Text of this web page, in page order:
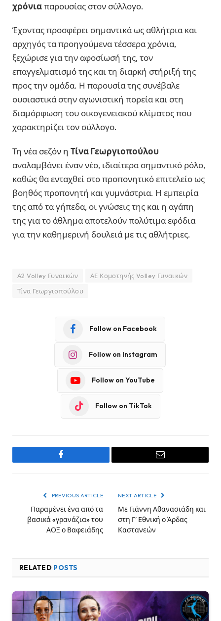
χρόνιαπαρουσίας στον σύλλογο.
Έχοντας προσφέρει σημαντικά ως αθλήτρια και
αρχηγός τα προηγούμενα τέσσερα χρόνια,
ξεχώρισε για την αφοσίωσή της, τον
επαγγελματισμό της και τη διαρκή στήριξή της
προς την ομάδα. Η παρουσία της συνέβαλε
ουσιαστικά στην αγωνιστική πορεία και στη
διαμόρφωση του οικογενειακού κλίματος που
χαρακτηρίζει τον σύλλογο.
Τη νέα σεζόν η Τίνα Γεωργιοπούλου
αναλαμβάνει έναν νέο, ιδιαίτερα σημαντικό ρόλο,
καθώς θα ενταχθεί στο προπονητικό επιτελείο ως
βοηθός προπονητή και γυμνάστρια. Η εμπειρία
της από τα γήπεδα, οι γνώσεις της και η αγάπη
της για το άθλημα αποτελούν πολύτιμα εφόδια
για την καθημερινή δουλειά με τις αθλήτριες.
Α2 Volley Γυναικών
ΑΕ Κομοτηνής Volley Γυναικών
Τίνα Γεωργιοπούλου
Follow on Facebook
Follow on Instagram
Follow on YouTube
Follow on TikTok
Facebook Email
PREVIOUS ARTICLE
Παραμένει ένα από τα
βασικά «γρανάζια» του
ΑΟΞ ο Βαφειάδης
NEXT ARTICLE
Με Γιάννη Αθανασιάδη και
στη Γ’ Εθνική ο Άρδας
Καστανεών
RELATED POSTS